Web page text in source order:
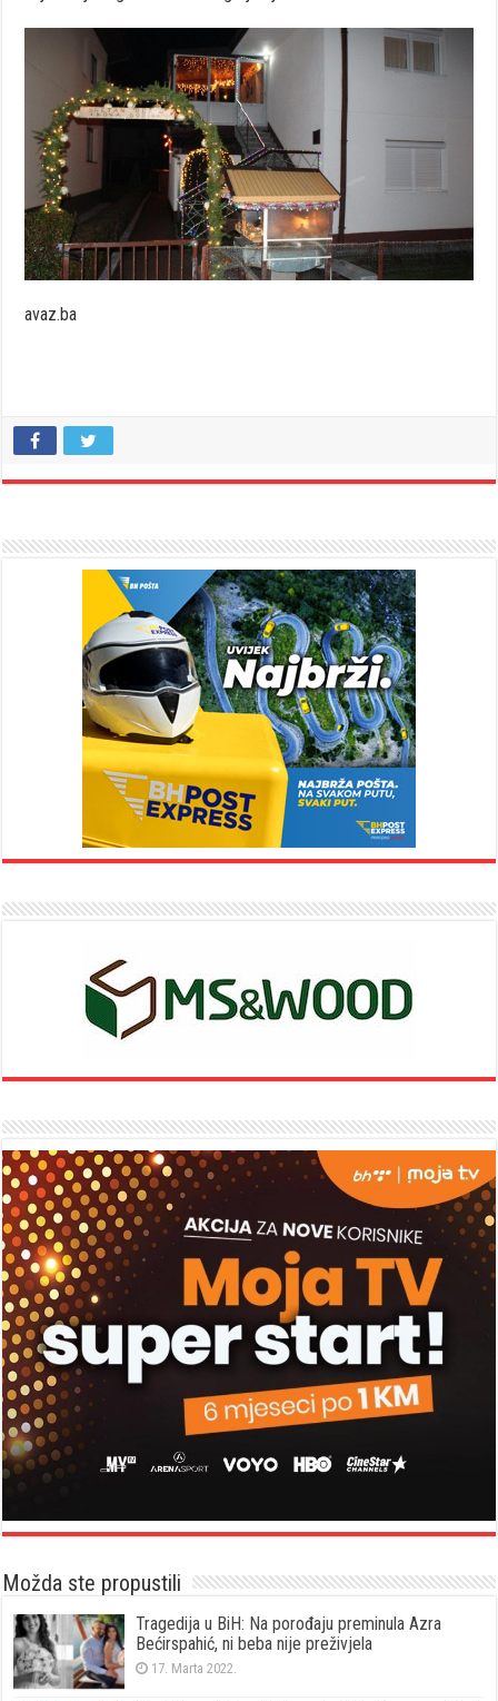
avaz.ba
Možda ste propustili
Tragedija u BiH: Na porođaju preminula Azra
Bećirspahić, ni beba nije preživjela
17. Marta 2022.